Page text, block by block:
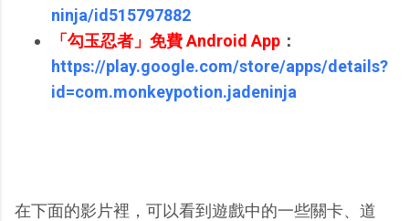
ninja/id515797882
「勾玉忍者」免費 Android App ：
https://play.google.com/store/apps/details?
id=com.monkeypotion.jadeninja
在下面的影片裡，可以看到遊戲中的一些關卡、道